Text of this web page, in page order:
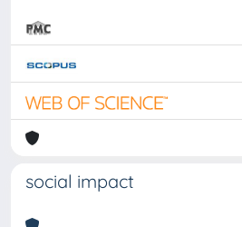
social impact